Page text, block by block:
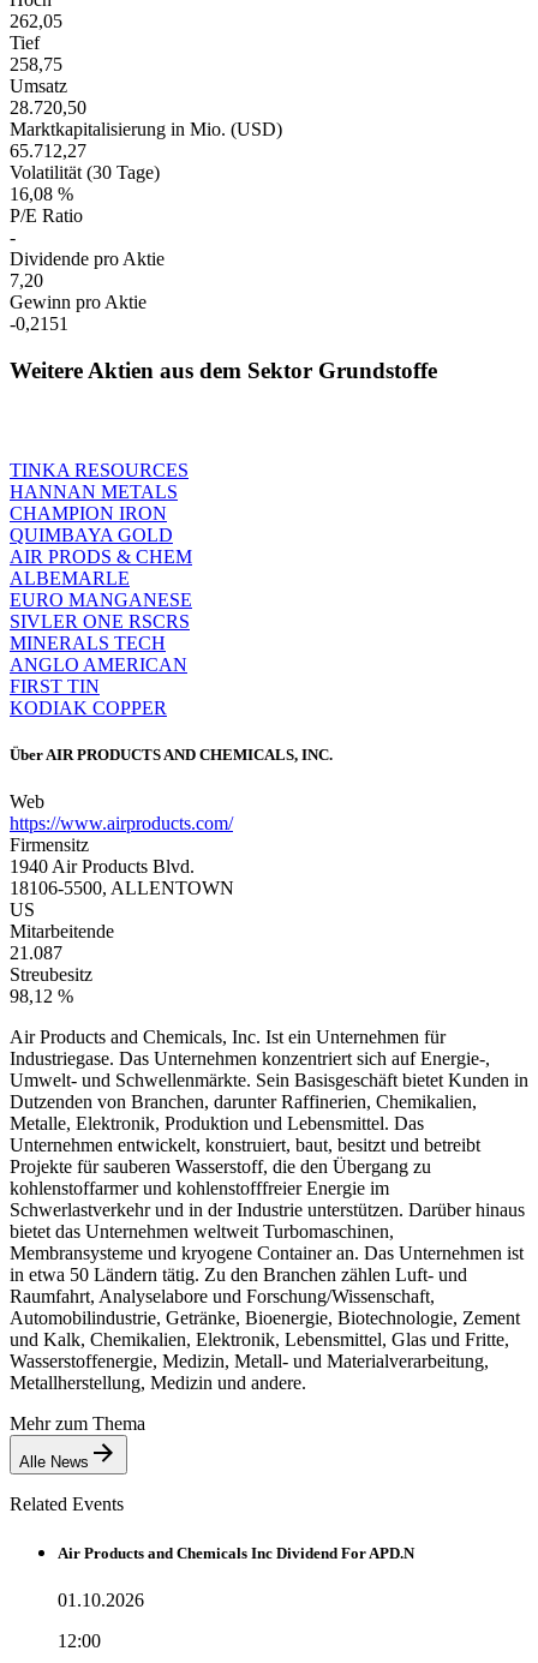
262,05
Tief
258,75
Umsatz
28.720,50
Marktkapitalisierung in Mio. (USD)
65.712,27
Volatilität (30 Tage)
16,08 %
P/E Ratio
-
Dividende pro Aktie
7,20
Gewinn pro Aktie
-0,2151
Weitere Aktien aus dem Sektor Grundstoffe
TINKA RESOURCES
HANNAN METALS
CHAMPION IRON
QUIMBAYA GOLD
AIR PRODS & CHEM
ALBEMARLE
EURO MANGANESE
SIVLER ONE RSCRS
MINERALS TECH
ANGLO AMERICAN
FIRST TIN
KODIAK COPPER
Über AIR PRODUCTS AND CHEMICALS, INC.
Web
https://www.airproducts.com/
Firmensitz
1940 Air Products Blvd.
18106-5500, ALLENTOWN
US
Mitarbeitende
21.087
Streubesitz
98,12 %
Air Products and Chemicals, Inc. Ist ein Unternehmen für
Industriegase. Das Unternehmen konzentriert sich auf Energie-,
Umwelt- und Schwellenmärkte. Sein Basisgeschäft bietet Kunden in
Dutzenden von Branchen, darunter Raffinerien, Chemikalien,
Metalle, Elektronik, Produktion und Lebensmittel. Das
Unternehmen entwickelt, konstruiert, baut, besitzt und betreibt
Projekte für sauberen Wasserstoff, die den Übergang zu
kohlenstoffarmer und kohlenstofffreier Energie im
Schwerlastverkehr und in der Industrie unterstützen. Darüber hinaus
bietet das Unternehmen weltweit Turbomaschinen,
Membransysteme und kryogene Container an. Das Unternehmen ist
in etwa 50 Ländern tätig. Zu den Branchen zählen Luft- und
Raumfahrt, Analyselabore und Forschung/Wissenschaft,
Automobilindustrie, Getränke, Bioenergie, Biotechnologie, Zement
und Kalk, Chemikalien, Elektronik, Lebensmittel, Glas und Fritte,
Wasserstoffenergie, Medizin, Metall- und Materialverarbeitung,
Metallherstellung, Medizin und andere.
Mehr zum Thema
Alle News
Related Events
Air Products and Chemicals Inc Dividend For APD.N
01.10.2026
12:00